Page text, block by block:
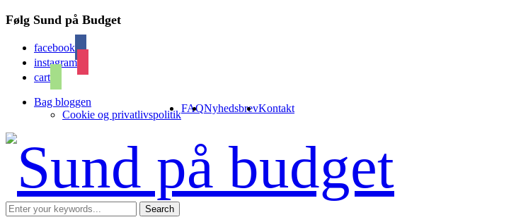
Følg Sund på Budget
facebook
instagram
cart
Bag bloggen
Cookie og privatlivspolitik
FAQNyhedsbrevKontakt